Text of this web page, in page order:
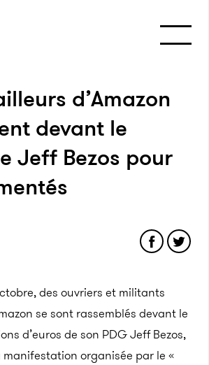
d’Amazon
devant le
Jeff Bezos pour
des ouvriers et militants
se sont rassemblés devant le
d’euros de son PDG Jeff Bezos,
manifestation organisée par le «